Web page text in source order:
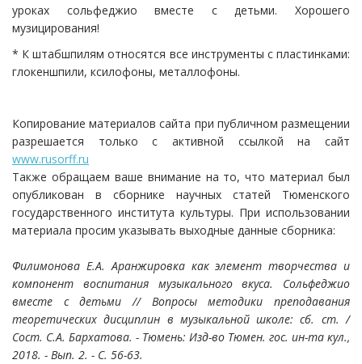
уроках сольфеджио вместе с детьми. Хорошего
музицирования!
* К штабшпилям относятся все инструменты с пластинками:
глокеншпили, ксилофоны, металлофоны.
Копирование материалов сайта при публичном размещении
разрешается только с активной ссылкой на сайт
www.rusorff.ru
Также обращаем ваше внимание на то, что материал был
опубликован в сборнике научных статей Тюменского
государственного института культуры. При использовании
материала просим указывать выходные данные сборника:
Филимонова Е.А. Аранжировка как элемент творчества и
компонент воспитания музыкального вкуса. Сольфеджио
вместе с детьми // Вопросы методики преподавания
теоретических дисциплин в музыкальной школе: сб. ст. /
Сост. С.А. Бархатова. - Тюмень: Изд-во Тюмен. гос. ин-та кул.,
2018. - Вып. 2. - С. 56-63.